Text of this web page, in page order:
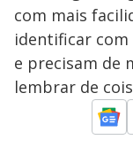
com mais
identificar com
e precisam de
lembrar de